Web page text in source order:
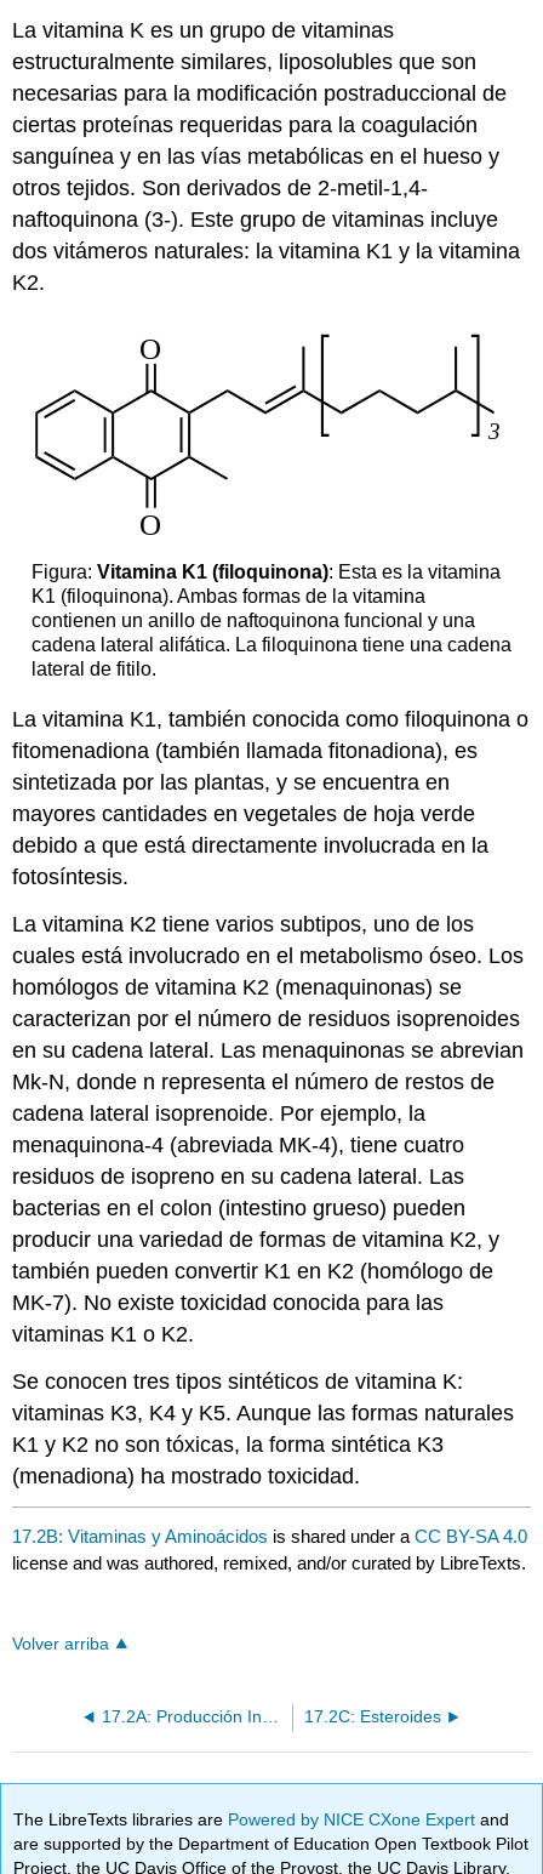
La vitamina K es un grupo de vitaminas
estructuralmente similares, liposolubles que son
necesarias para la modificación postraduccional de
ciertas proteínas requeridas para la coagulación
sanguínea y en las vías metabólicas en el hueso y
otros tejidos. Son derivados de 2-metil-1,4-
naftoquinona (3-). Este grupo de vitaminas incluye
dos vitámeros naturales: la vitamina K1 y la vitamina
K2.
Figura: Vitamina K1 (filoquinona): Esta es la vitamina
K1 (filoquinona). Ambas formas de la vitamina
contienen un anillo de naftoquinona funcional y una
cadena lateral alifática. La filoquinona tiene una cadena
lateral de fitilo.
La vitamina K1, también conocida como filoquinona o
fitomenadiona (también llamada fitonadiona), es
sintetizada por las plantas, y se encuentra en
mayores cantidades en vegetales de hoja verde
debido a que está directamente involucrada en la
fotosíntesis.
La vitamina K2 tiene varios subtipos, uno de los
cuales está involucrado en el metabolismo óseo. Los
homólogos de vitamina K2 (menaquinonas) se
caracterizan por el número de residuos isoprenoides
en su cadena lateral. Las menaquinonas se abrevian
Mk-N, donde n representa el número de restos de
cadena lateral isoprenoide. Por ejemplo, la
menaquinona-4 (abreviada MK-4), tiene cuatro
residuos de isopreno en su cadena lateral. Las
bacterias en el colon (intestino grueso) pueden
producir una variedad de formas de vitamina K2, y
también pueden convertir K1 en K2 (homólogo de
MK-7). No existe toxicidad conocida para las
vitaminas K1 o K2.
Se conocen tres tipos sintéticos de vitamina K:
vitaminas K3, K4 y K5. Aunque las formas naturales
K1 y K2 no son tóxicas, la forma sintética K3
(menadiona) ha mostrado toxicidad.
17.2B: Vitaminas y Aminoácidos is shared under aCC BY-SA 4.0
license and was authored, remixed, and/or curated by LibreTexts.
Volver arriba
17.2A: Producción Industrial de Antibióticos 17.2C: Esteroides
The LibreTexts libraries are Powered by NICE CXone Expertand
are supported by the Department of Education Open Textbook Pilot
Project, the UC Davis Office of the Provost, the UC Davis Library,